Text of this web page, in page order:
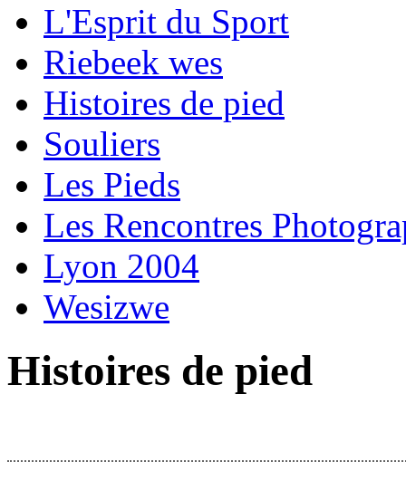
L'Esprit du Sport
Riebeek wes
Histoires de pied
Souliers
Les Pieds
Les Rencontres
Lyon 2004
Wesizwe
Histoires de pied